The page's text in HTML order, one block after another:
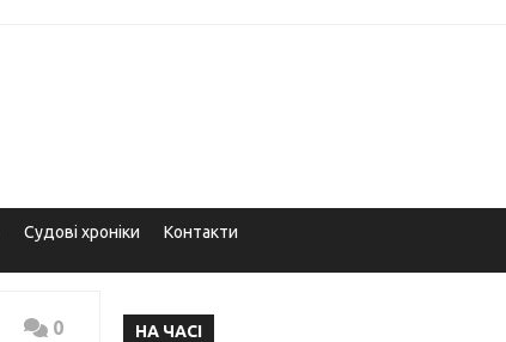
Судові хроніки Контакти
0 НА ЧАСІ